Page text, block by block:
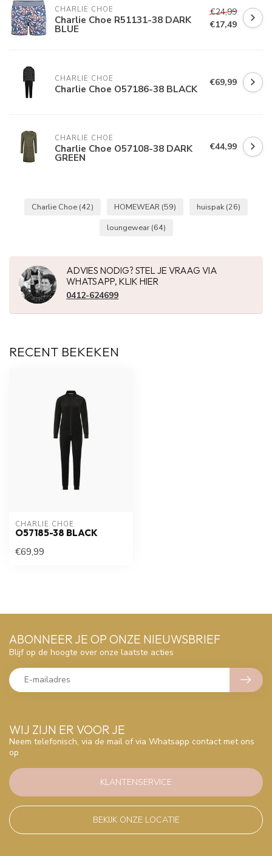
CHARLIE CHOE
Charlie Choe R51131-38 DARK
BLUE
€24,99
€17,49
CHARLIE CHOE
Charlie Choe O57186-38 BLACK €69,99
CHARLIE CHOE
Charlie Choe O57108-38 DARK
GREEN
€44,99
Charlie Choe (42) HOMEWEAR (59) huispak (26)
loungewear (64)
ADVIES NODIG? STEL JE VRAAG VIA
WHATSAPP, KLIK HIER
0412-624699
RECENT BEKEKEN
CHARLIE CHOE
O57185-38 BLACK
€69,99
WIJ ZIJN ER VOOR JE
Neem telefonisch, via de mail of via Whatsapp contact met ons
op
KLANTENSERVICE
BEKIJK ONZE LOCATIE
ABONNEER JE OP ONZE NIEUWSBRIEF
Blijf op de hoogte over onze laatste acties